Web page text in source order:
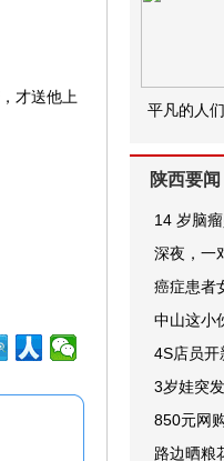
才送他上
平凡的人们
陕西要闻
14 岁脑
深夜，一
癌症患者
中山这小
4S店员开
3岁娃突
850元网
路边晒粮